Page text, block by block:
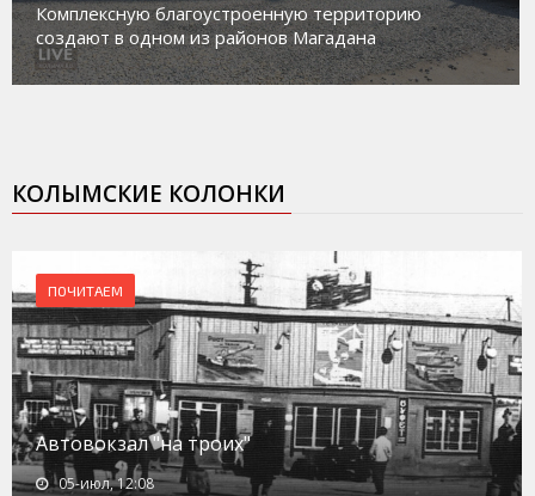
Комплексную благоустроенную территорию
создают в одном из районов Магадана
КОЛЫМСКИЕ КОЛОНКИ
ПОЧИТАЕМ
Автовокзал "на троих"
05-июл, 12:08